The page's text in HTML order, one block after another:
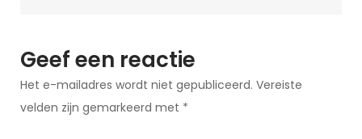
Geef een reactie
Het e-mailadres wordt niet gepubliceerd. Vereiste
velden zijn gemarkeerd met *